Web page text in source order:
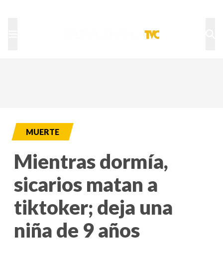
MUERTE
Mientras dormía,
sicarios matan a
tiktoker; deja una
niña de 9 años